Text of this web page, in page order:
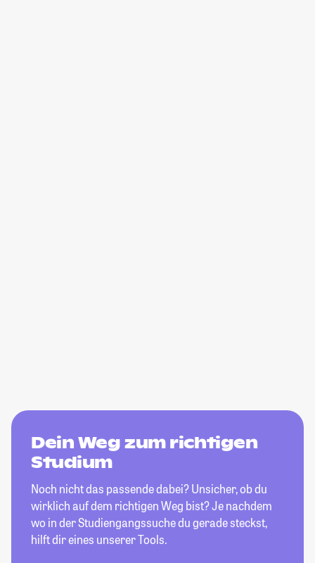
Dein Weg zum richtigen
Studium
Noch nicht das passende dabei? Unsicher, ob du
wirklich auf dem richtigen Weg bist? Je nachdem
wo in der Studiengangssuche du gerade steckst,
hilft dir eines unserer Tools.